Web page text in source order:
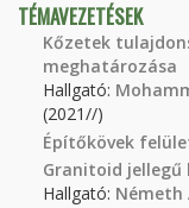
TÉMAVEZETÉSEK
Kőzetek
meghatározása
Hallgató:
(2021//)
Építőkövek
Granitoid jellegű
Hallgató: Németh